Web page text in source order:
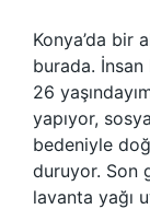
Konya’da bir
burada.
26
yapıyor,
bedeniyle
duruyor. Son
lavanta yağı